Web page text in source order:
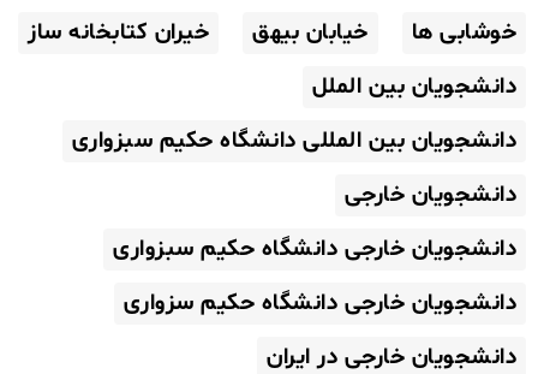
خوشابی ها
خیابان بیهق
خیران کتابخانه ساز
دانشجویان بین الملل
دانشجویان بین المللی دانشگاه حکیم سبزواری
دانشجویان خارجی
دانشجویان خارجی دانشگاه حکیم سبزواری
دانشجویان خارجی دانشگاه حکیم سزواری
دانشجویان خارجی در ایران